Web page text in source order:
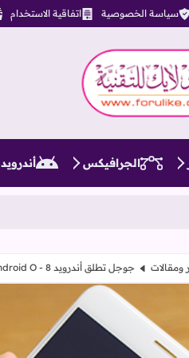
سياسة الخصوصية اتفاقية الاستخدام
فوريو لايك للتقنية
الجرافيكس أندرويد
ومقالات جوجل تطلق أندرويد 8 - Android O رسمياً غداً